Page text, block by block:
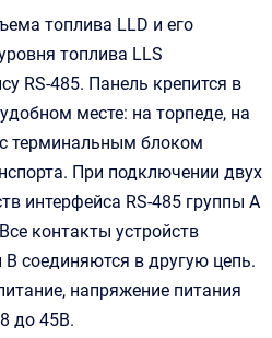
топлива LLD и его
топлива LLS
RS-485. Панель крепится в
месте: на торпеде, на
терминальным блоком
При подключении двух
интерфейса RS-485 группы А
контакты устройств
В соединяются в другую цепь.
напряжение питания
до 45В.